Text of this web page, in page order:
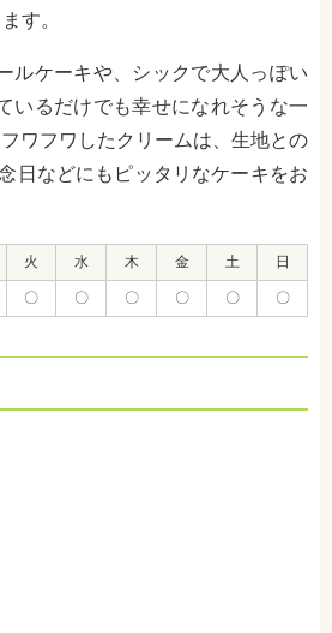
す。
ルケーキや、シックで大人っぽい
いるだけでも幸せになれそうな一
ワフワしたクリームは、生地との
日などにもピッタリなケーキをお
火 水 木 金 土 日
〇 〇 〇 〇 〇 〇